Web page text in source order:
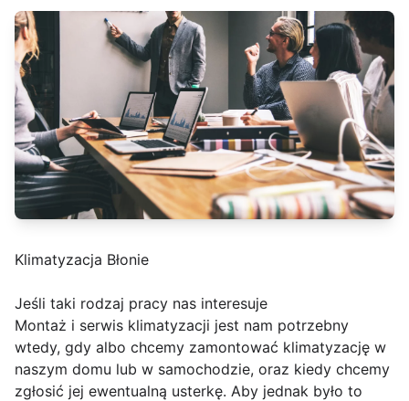
Klimatyzacja Błonie
Jeśli taki rodzaj pracy nas interesuje
Montaż i serwis klimatyzacji jest nam potrzebny
wtedy, gdy albo chcemy zamontować klimatyzację w
naszym domu lub w samochodzie, oraz kiedy chcemy
zgłosić jej ewentualną usterkę. Aby jednak było to